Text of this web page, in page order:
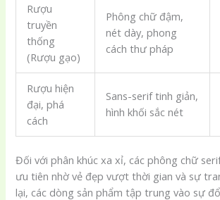
Rượu
truyền
thống
(Rượu gạo)
Phông chữ đậm,
nét dày, phong
cách thư pháp
Rượu hiện
đại, phá
cách
Sans-serif tinh giản,
hình khối sắc nét
Đối với phân khúc xa xỉ, các phông chữ
ưu tiên nhờ vẻ đẹp vượt thời gian và sự
lại, các dòng sản phẩm tập trung vào sự